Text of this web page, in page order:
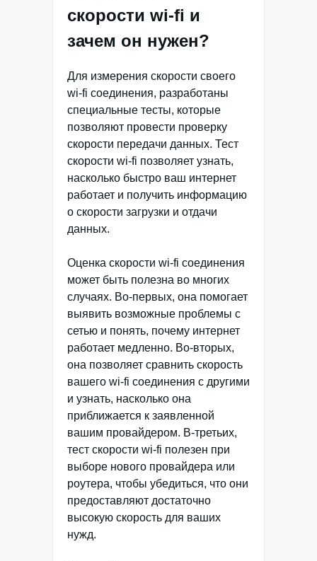
скорости wi-fi и
зачем он нужен?
Для измерения скорости своего
wi-fi соединения, разработаны
специальные тесты, которые
позволяют провести проверку
скорости передачи данных. Тест
скорости wi-fi позволяет узнать,
насколько быстро ваш интернет
работает и получить информацию
о скорости загрузки и отдачи
данных.
Оценка скорости wi-fi соединения
может быть полезна во многих
случаях. Во-первых, она помогает
выявить возможные проблемы с
сетью и понять, почему интернет
работает медленно. Во-вторых,
она позволяет сравнить скорость
вашего wi-fi соединения с другими
и узнать, насколько она
приближается к заявленной
вашим провайдером. В-третьих,
тест скорости wi-fi полезен при
выборе нового провайдера или
роутера, чтобы убедиться, что они
предоставляют достаточно
высокую скорость для ваших
нужд.